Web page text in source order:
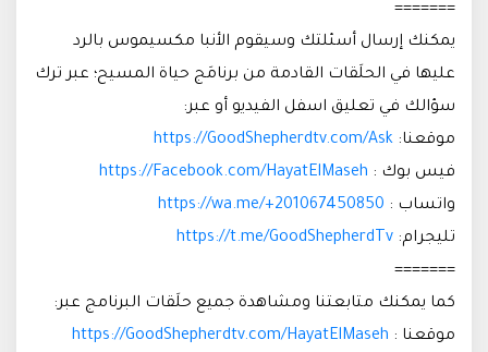
=======
يمكنك إرسال أسئلتك وسيقوم الأنبا مكسيموس بالرد
عليها في الحلَقات القادمة من برنامَج حياة المسيح؛ عبر ترك
سؤالك في تعليق اسفل الفيديو أو عبر:
موقعنا: https://GoodShepherdtv.com/Ask
فيس بوك : https://Facebook.com/HayatElMaseh
واتساب : https://wa.me/+201067450850
تليجرام: https://t.me/GoodShepherdTv
=======
كما يمكنك متابعتنا ومشاهدة جميع حلَقات البرنامج عبر:
موقعنا : https://GoodShepherdtv.com/HayatElMaseh